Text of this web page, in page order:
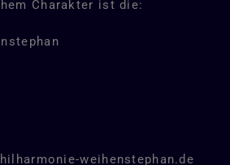
Charakter ist die:
weihenstephan.de